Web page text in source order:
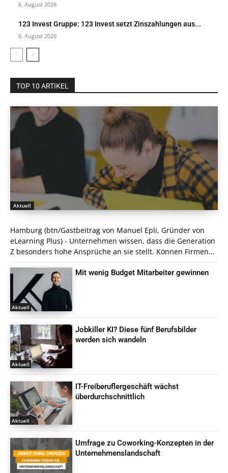
6. August 2026
123 Invest Gruppe: 123 Invest setzt Zinszahlungen aus...
6. August 2026
TOP 10 ARTIKEL
Aktuell
Hamburg (btn/Gastbeitrag von Manuel Epli, Gründer von
eLearning Plus) - Unternehmen wissen, dass die Generation
Z besonders hohe Ansprüche an sie stellt. Können Firmen...
Aktuell
Mit wenig Budget Mitarbeiter gewinnen
Aktuell
Jobkiller KI? Diese fünf Berufsbilder
werden sich wandeln
Aktuell
IT-Freiberuflergeschäft wächst
überdurchschnittlich
Umfrage zu Coworking-Konzepten in der
Unternehmenslandschaft